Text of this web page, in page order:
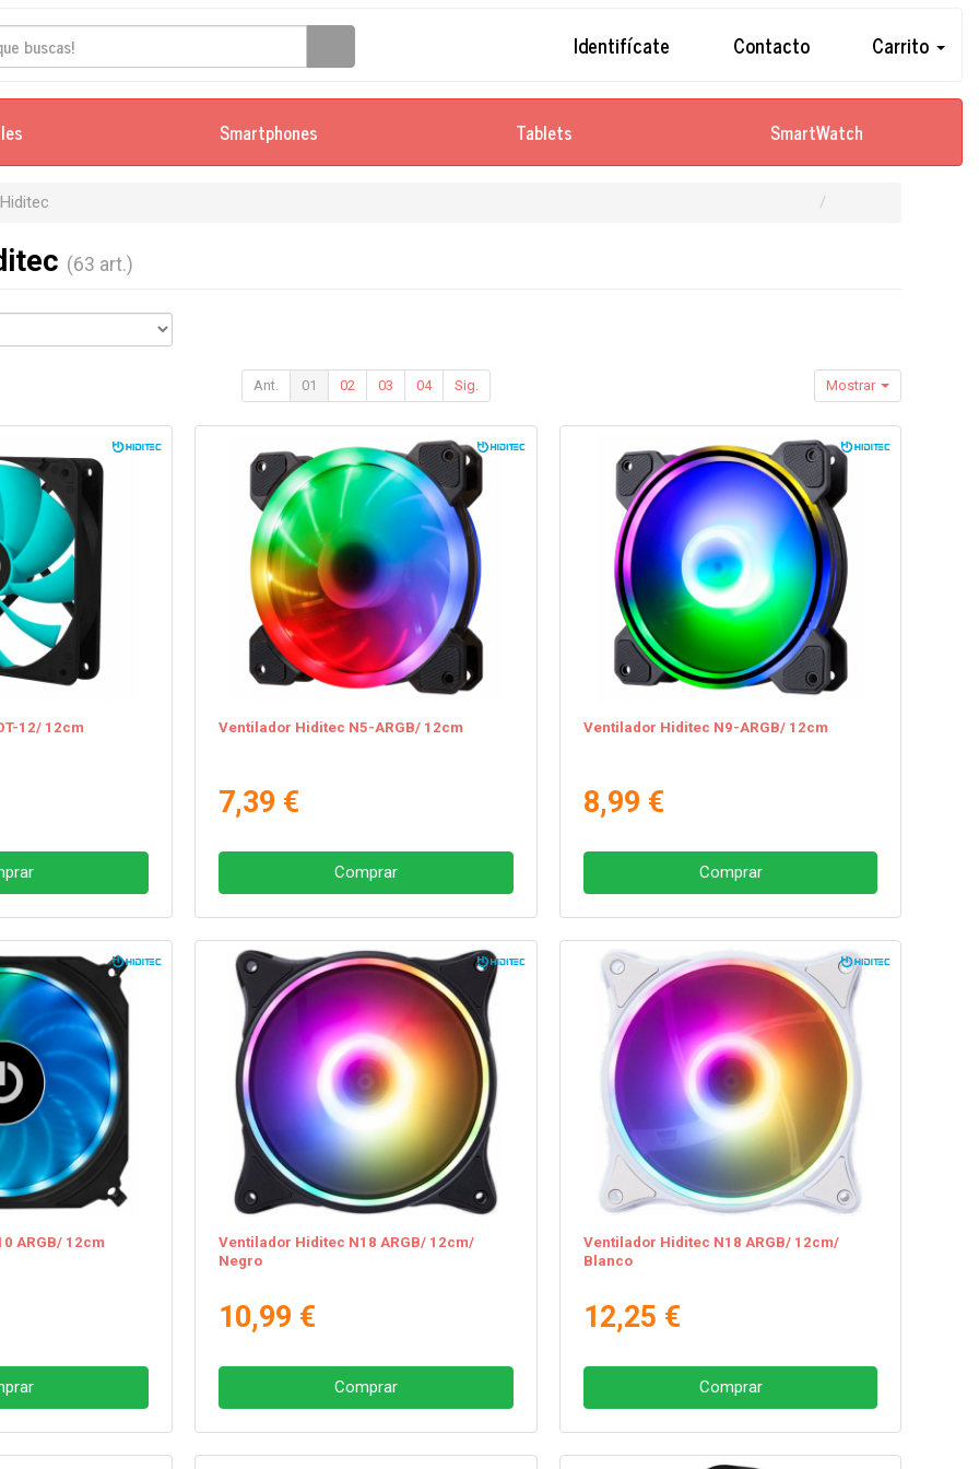
Identifícate Contacto Carrito
Smartphones Tablets SmartWatch
Hiditec
(63 art.)
Ant. 01 02 03 04 Sig. Mostrar
12/ 12cm Ventilador Hiditec N5-ARGB/ 12cm
7,39 €
Comprar
Ventilador Hiditec N9-ARGB/ 12cm
8,99 €
Comprar
ARGB/ 12cm
Ventilador Hiditec N18 ARGB/ 12cm/
Negro
10,99 €
Comprar
Ventilador Hiditec N18 ARGB/ 12cm/
Blanco
12,25 €
Comprar